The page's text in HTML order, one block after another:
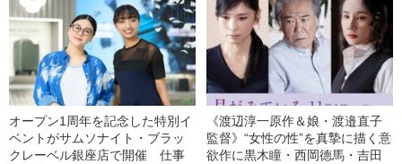
オープン1周年を記念した特別イ
ベントがサムソナイト・ブラッ
クレーベル銀座店で開催 仕事
《渡辺淳一原作＆娘・渡邉直子
監督》“女性の性”を真摯に描く意
欲作に黒木瞳・西岡德馬・吉田